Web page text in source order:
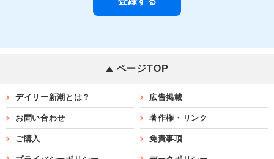
ページTOP
デイリー新潮とは？ 広告掲載
お問い合わせ 著作権・リンク
ご購入 免責事項